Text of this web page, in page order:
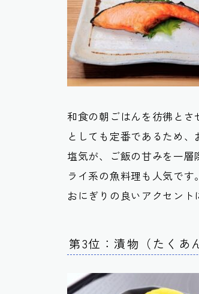
和食の朝ごはんを彷彿と
としても定番であるため
塩気が、ご飯の甘みを一
ライ系の魚料理も人気で
おにぎりの良いアクセント
第3位：漬物（たくあ